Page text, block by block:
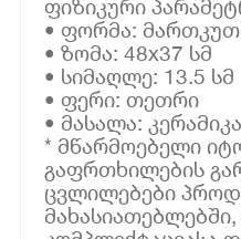
ფიზიკური
• ფორმა:
• ზომა: 48x37 სმ
• სიმაღლე: 13.5 სმ
• ფერი: თეთრი
• მასალა: კერამიკა
* მწარმოებელი
გაფრთხილების
ცვლილებები